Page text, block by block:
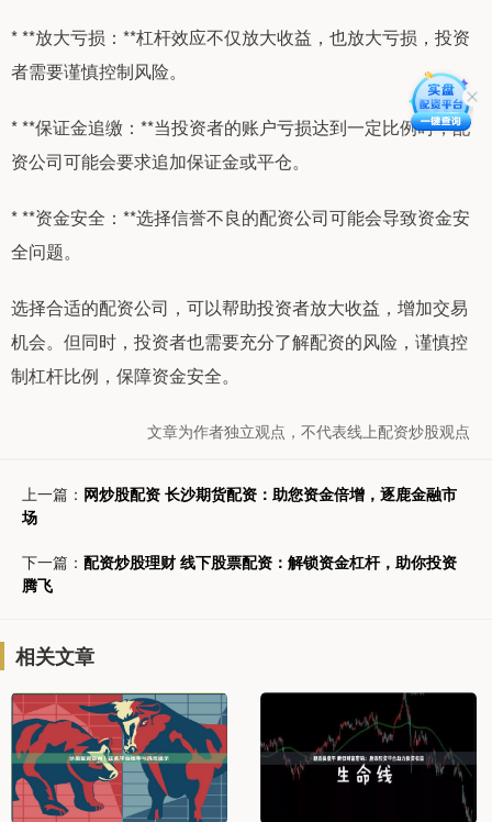
* **放大亏损：**杠杆效应不仅放大收益，也放大亏损，投资
者需要谨慎控制风险。
* **保证金追缴：**当投资者的账户亏损达到一定比例时，配
资公司可能会要求追加保证金或平仓。
* **资金安全：**选择信誉不良的配资公司可能会导致资金安
全问题。
选择合适的配资公司，可以帮助投资者放大收益，增加交易
机会。但同时，投资者也需要充分了解配资的风险，谨慎控
制杠杆比例，保障资金安全。
文章为作者独立观点，不代表线上配资炒股观点
上一篇： 网炒股配资 长沙期货配资：助您资金倍增，逐鹿金融市
场
下一篇： 配资炒股理财 线下股票配资：解锁资金杠杆，助你投资
腾飞
相关文章